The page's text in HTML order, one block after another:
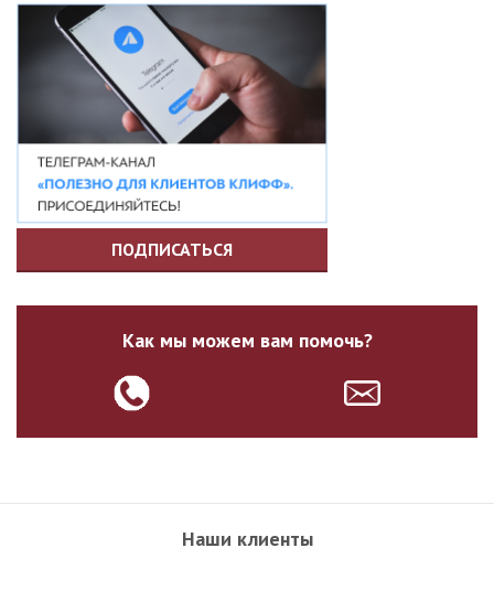
ПОДПИСАТЬСЯ
Как мы можем вам помочь?
Наши клиенты